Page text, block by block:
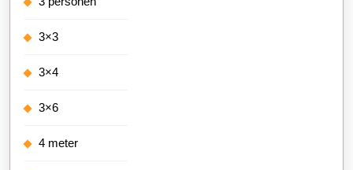
3×3
3×4
3×6
4 meter